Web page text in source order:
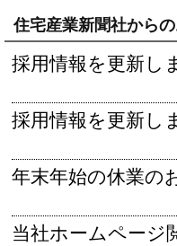
住宅産業新聞社から
採用情報を更新し
採用情報を更新し
年末年始の休業の
当社ホームページ